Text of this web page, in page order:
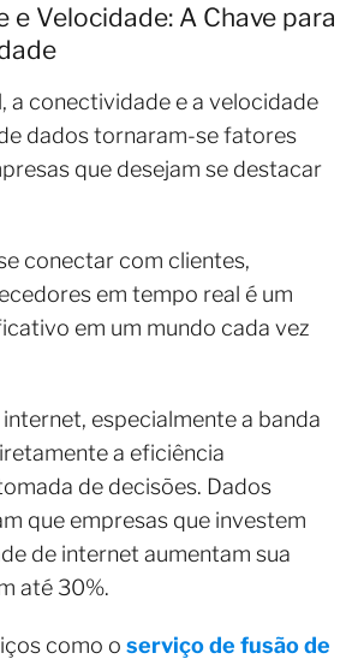
e Velocidade: A Chave para
a conectividade e a velocidade
dados tornaram-se fatores
que desejam se destacar
conectar com clientes,
em tempo real é um
em um mundo cada vez
especialmente a banda
a eficiência
de decisões. Dados
que empresas que investem
de internet aumentam sua
até 30%.
como o serviço de fusão de